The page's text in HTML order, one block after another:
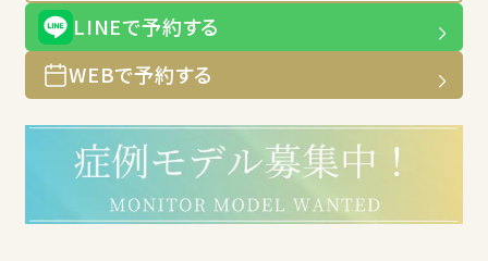
LINEで予約する
WEBで予約する